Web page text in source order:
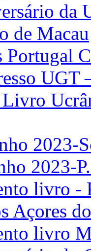
da
de Macau
Portugal
UGT
2023-
2023-
livro -
Açores
livro